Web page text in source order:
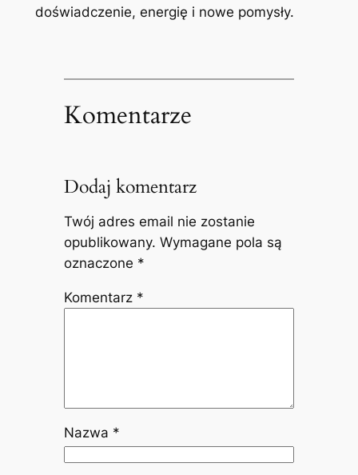
doświadczenie, energię i nowe pomysły.
Komentarze
Dodaj komentarz
Twój adres email nie zostanie
opublikowany. Wymagane pola są
oznaczone *
Komentarz *
Nazwa *